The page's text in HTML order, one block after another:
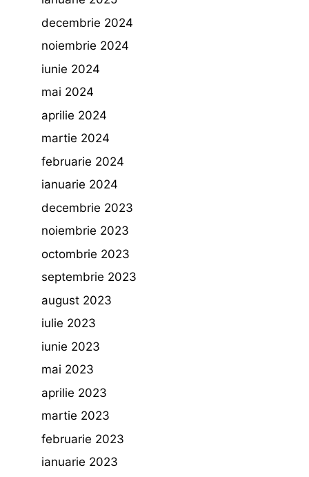
decembrie 2024
noiembrie 2024
iunie 2024
mai 2024
aprilie 2024
martie 2024
februarie 2024
ianuarie 2024
decembrie 2023
noiembrie 2023
octombrie 2023
septembrie 2023
august 2023
iulie 2023
iunie 2023
mai 2023
aprilie 2023
martie 2023
februarie 2023
ianuarie 2023